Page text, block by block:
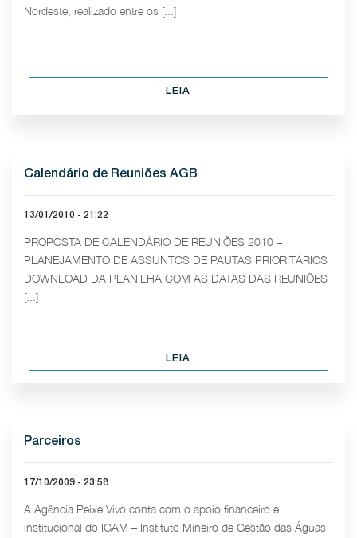
Nordeste, realizado entre os [...]
LEIA
Calendário de Reuniões AGB
13/01/2010 - 21:22
PROPOSTA DE CALENDÁRIO DE REUNIÕES 2010 –
PLANEJAMENTO DE ASSUNTOS DE PAUTAS PRIORITÁRIOS
DOWNLOAD DA PLANILHA COM AS DATAS DAS REUNIÕES
[...]
LEIA
Parceiros
17/10/2009 - 23:58
A Agência Peixe Vivo conta com o apoio financeiro e
institucional do IGAM – Instituto Mineiro de Gestão das Águas